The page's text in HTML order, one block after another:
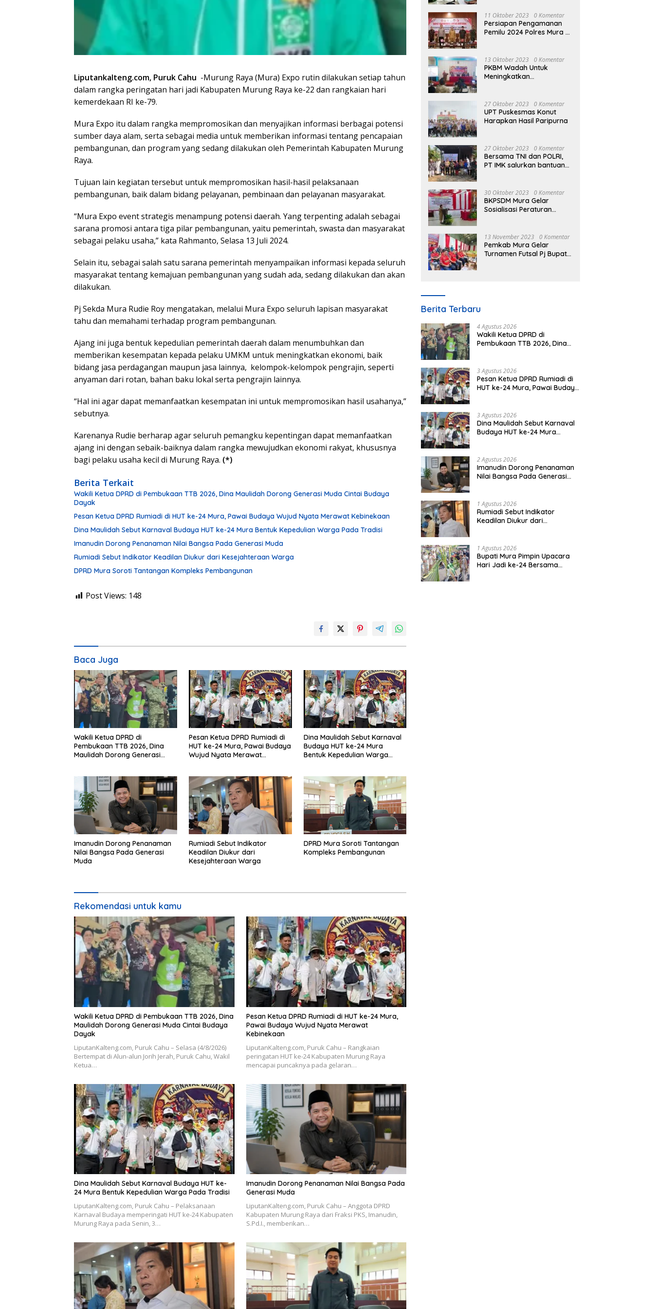
Liputankalteng.com, Puruk Cahu -Murung Raya (Mura) Expo rutin dilakukan setiap tahun
dalam rangka peringatan hari jadi Kabupaten Murung Raya ke-22 dan rangkaian hari
kemerdekaan RI ke-79.
Mura Expo itu dalam rangka mempromosikan dan menyajikan informasi berbagai potensi
sumber daya alam, serta sebagai media untuk memberikan informasi tentang pencapaian
pembangunan, dan program yang sedang dilakukan oleh Pemerintah Kabupaten Murung
Raya.
Tujuan lain kegiatan tersebut untuk mempromosikan hasil-hasil pelaksanaan
pembangunan, baik dalam bidang pelayanan, pembinaan dan pelayanan masyarakat.
“Mura Expo event strategis menampung potensi daerah. Yang terpenting adalah sebagai
sarana promosi antara tiga pilar pembangunan, yaitu pemerintah, swasta dan masyarakat
sebagai pelaku usaha,” kata Rahmanto, Selasa 13 Juli 2024.
Selain itu, sebagai salah satu sarana pemerintah menyampaikan informasi kepada seluruh
masyarakat tentang kemajuan pembangunan yang sudah ada, sedang dilakukan dan akan
dilakukan.
Pj Sekda Mura Rudie Roy mengatakan, melalui Mura Expo seluruh lapisan masyarakat
tahu dan memahami terhadap program pembangunan.
Ajang ini juga bentuk kepedulian pemerintah daerah dalam menumbuhkan dan
memberikan kesempatan kepada pelaku UMKM untuk meningkatkan ekonomi, baik
bidang jasa perdagangan maupun jasa lainnya, kelompok-kelompok pengrajin, seperti
anyaman dari rotan, bahan baku lokal serta pengrajin lainnya.
“Hal ini agar dapat memanfaatkan kesempatan ini untuk mempromosikan hasil usahanya,”
sebutnya.
Karenanya Rudie berharap agar seluruh pemangku kepentingan dapat memanfaatkan
ajang ini dengan sebaik-baiknya dalam rangka mewujudkan ekonomi rakyat, khususnya
bagi pelaku usaha kecil di Murung Raya. (*)
Berita Terkait
Wakili Ketua DPRD di Pembukaan TTB 2026, Dina Maulidah Dorong Generasi Muda Cintai Budaya
Dayak
Pesan Ketua DPRD Rumiadi di HUT ke-24 Mura, Pawai Budaya Wujud Nyata Merawat Kebinekaan
Dina Maulidah Sebut Karnaval Budaya HUT ke-24 Mura Bentuk Kepedulian Warga Pada Tradisi
Imanudin Dorong Penanaman Nilai Bangsa Pada Generasi Muda
Rumiadi Sebut Indikator Keadilan Diukur dari Kesejahteraan Warga
DPRD Mura Soroti Tantangan Kompleks Pembangunan
Post Views: 148
Baca Juga
Wakili Ketua DPRD di
Pembukaan TTB 2026, Dina
Maulidah Dorong Generasi
Pesan Ketua DPRD Rumiadi di
HUT ke-24 Mura, Pawai Budaya
Wujud Nyata Merawat
Dina Maulidah Sebut Karnaval
Budaya HUT ke-24 Mura
Bentuk Kepedulian Warga
Imanudin Dorong Penanaman
Nilai Bangsa Pada Generasi
Muda
Rumiadi Sebut Indikator
Keadilan Diukur dari
Kesejahteraan Warga
DPRD Mura Soroti Tantangan
Kompleks Pembangunan
Rekomendasi untuk kamu
Wakili Ketua DPRD di Pembukaan TTB 2026, Dina
Maulidah Dorong Generasi Muda Cintai Budaya
Dayak
LiputanKalteng.com, Puruk Cahu – Selasa (4/8/2026)
Bertempat di Alun-alun Jorih Jerah, Puruk Cahu, Wakil
Ketua…
Pesan Ketua DPRD Rumiadi di HUT ke-24 Mura,
Pawai Budaya Wujud Nyata Merawat
Kebinekaan
LiputanKalteng.com, Puruk Cahu – Rangkaian
peringatan HUT ke-24 Kabupaten Murung Raya
mencapai puncaknya pada gelaran…
Dina Maulidah Sebut Karnaval Budaya HUT ke-
24 Mura Bentuk Kepedulian Warga Pada Tradisi
LiputanKalteng.com, Puruk Cahu – Pelaksanaan
Karnaval Budaya memperingati HUT ke-24 Kabupaten
Murung Raya pada Senin, 3…
Imanudin Dorong Penanaman Nilai Bangsa Pada
Generasi Muda
LiputanKalteng.com, Puruk Cahu – Anggota DPRD
Kabupaten Murung Raya dari Fraksi PKS, Imanudin,
S.Pd.I., memberikan…
Perubahan 2023
11 Oktober 2023 0 Komentar
Persiapan Pengamanan
Pemilu 2024 Polres Mura
13 Oktober 2023 0 Komentar
PKBM Wadah Untuk
Meningkatkan
Dalam Bidang Ekonomi
27 Oktober 2023 0 Komentar
UPT Puskesmas Konut
Harapkan Hasil Paripurna
27 Oktober 2023 0 Komentar
Bersama TNI dan POLRI,
PT IMK salurkan bantuan
30 Oktober 2023 0 Komentar
BKPSDM Mura Gelar
Sosialisasi Peraturan
13 November 2023 0 Komentar
Pemkab Mura Gelar
Turnamen Futsal Pj Bupati
Berita Terbaru
4 Agustus 2026
Wakili Ketua DPRD di
Pembukaan TTB 2026, Dina
3 Agustus 2026
Pesan Ketua DPRD Rumiadi di
HUT ke-24 Mura, Pawai Budaya
3 Agustus 2026
Dina Maulidah Sebut Karnaval
Budaya HUT ke-24 Mura
2 Agustus 2026
Imanudin Dorong Penanaman
Nilai Bangsa Pada Generasi
1 Agustus 2026
Rumiadi Sebut Indikator
Keadilan Diukur dari
1 Agustus 2026
Bupati Mura Pimpin Upacara
Hari Jadi ke-24 Bersama